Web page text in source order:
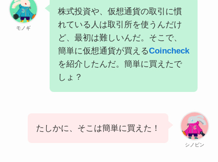
モノギ
株式投資や、仮想通貨の取引に慣
れている人は取引所を使うんだけ
ど、最初は難しいんだ。そこで、
簡単に仮想通貨が買えるCoincheck
を紹介したんだ。簡単に買えたで
しょ？
シノビン
たしかに、そこは簡単に買えた！